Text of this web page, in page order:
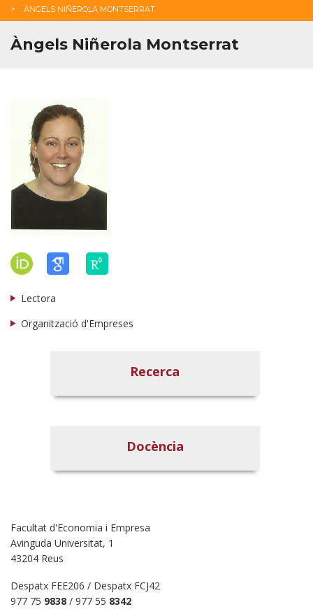
ÀNGELS NIÑEROLA MONTSERRAT
Àngels Niñerola Montserrat
Lectora
Organització d'Empreses
Recerca
Docència
Facultat d'Economia i Empresa
Avinguda Universitat, 1
43204 Reus
Despatx FEE206 / Despatx FCJ42
977 75 9838 / 977 55 8342